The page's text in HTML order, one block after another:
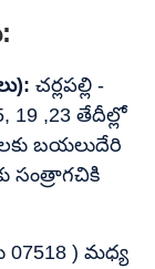
చర్లపల్లి -
19 ,23 తేదీల్లో
బయలుదేరి
సంత్రాగచికి
07518 ) మధ్య